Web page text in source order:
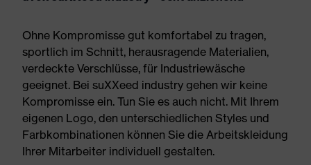
Ohne Kompromisse gut komfortabel zu tragen,
sportlich im Schnitt, herausragende Materialien,
verdeckte Verschlüsse, für Industriewäsche
geeignet. Bei suXXeed industry gehen wir keine
Kompromisse ein. Tun Sie es auch nicht. Mit Ihrem
eigenen Logo, den unterschiedlichen Styles und
Farbkombinationen können Sie die Arbeitskleidung
Ihrer Mitarbeiter individuell gestalten.